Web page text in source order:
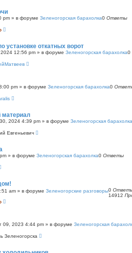
pm » в форуме Зеленогорская барахолка0 Ответы
установке откатных ворот
12:56 pm » в форуме Зеленогорская барахолка0
pm » в форуме Зеленогорская барахолка0
2024 4:39 pm » в форуме Зеленогорская барахолка
Евгеньевич
» в форуме Зеленогорская барахолка0 Ответы
am » в форуме Зеленогорские разговоры0
14912
09, 2023 4:44 pm » в форуме Зеленогорская
Зеленогорска